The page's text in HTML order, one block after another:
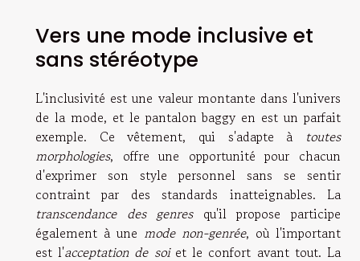
Vers une mode inclusive et
sans stéréotype
L'inclusivité est une valeur montante dans l'univers
de la mode, et le pantalon baggy en est un parfait
exemple. Ce vêtement, qui s'adapte à toutes
morphologies, offre une opportunité pour chacun
d'exprimer son style personnel sans se sentir
contraint par des standards inatteignables. La
transcendance des genresqu'il propose participe
également à une mode non-genrée, où l'important
est l'acceptation de soiet le confort avant tout. La